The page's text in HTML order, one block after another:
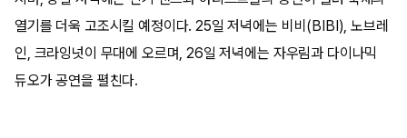
열기를 더욱 고조시킬 예정이다. 25일 저녁에는 비비(BIBI), 노브레
인, 크라잉넛이 무대에 오르며, 26일 저녁에는 자우림과 다이나믹
듀오가 공연을 펼친다.